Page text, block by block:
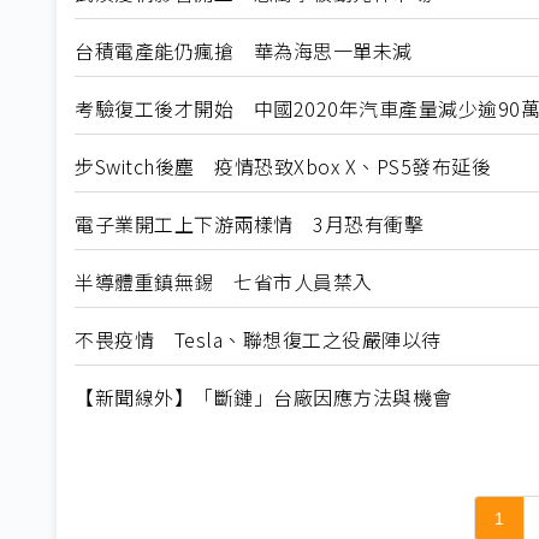
台積電產能仍瘋搶 華為海思一單未減
考驗復工後才開始 中國2020年汽車產量減少逾90
步Switch後塵 疫情恐致Xbox X、PS5發布延後
電子業開工上下游兩樣情 3月恐有衝擊
半導體重鎮無錫 七省市人員禁入
不畏疫情 Tesla、聯想復工之役嚴陣以待
【新聞線外】「斷鏈」台廠因應方法與機會
1